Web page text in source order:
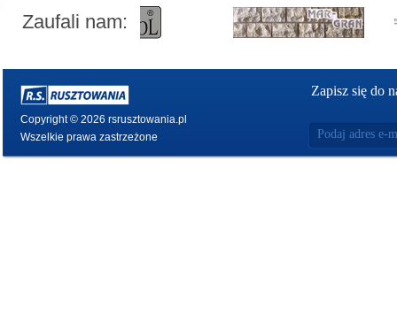
Zaufali nam:
Copyright © 2026 rsrusztowania.pl
Wszelkie prawa zastrzeżone
Zapisz się do